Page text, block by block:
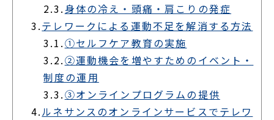
2.3.身体の冷え・頭痛・肩こりの発症
3.テレワークによる運動不足を解消する方法
3.1.①セルフケア教育の実施
3.2.②運動機会を増やすためのイベント・
制度の運用
3.3.③オンラインプログラムの提供
4.ルネサンスのオンラインサービスでテレワ